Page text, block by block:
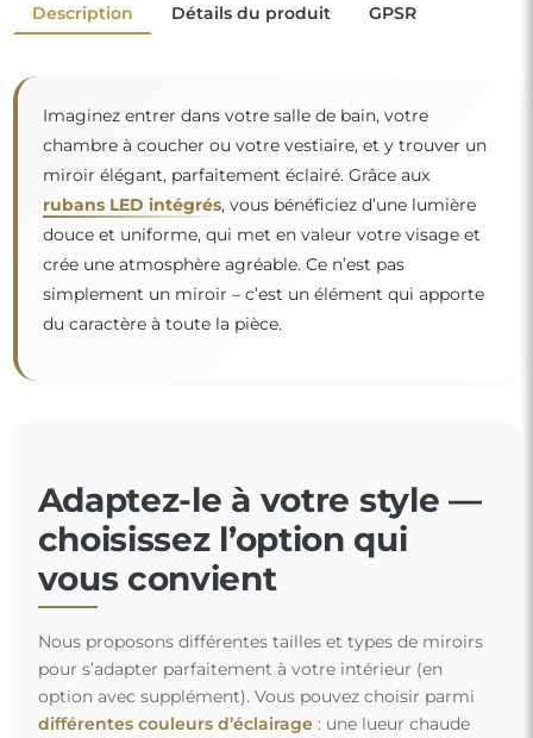
Description Détails du produit GPSR
Imaginez entrer dans votre salle de bain, votre
chambre à coucher ou votre vestiaire, et y trouver un
miroir élégant, parfaitement éclairé. Grâce aux
rubans LED intégrés, vous bénéficiez d’une lumière
douce et uniforme, qui met en valeur votre visage et
crée une atmosphère agréable. Ce n’est pas
simplement un miroir – c’est un élément qui apporte
du caractère à toute la pièce.
“
Adaptez-le à votre style —
choisissez l’option qui
vous convient
Nous proposons différentes tailles et types de miroirs
pour s’adapter parfaitement à votre intérieur (en
option avec supplément). Vous pouvez choisir parmi
différentes couleurs d’éclairage: une lueur chaude